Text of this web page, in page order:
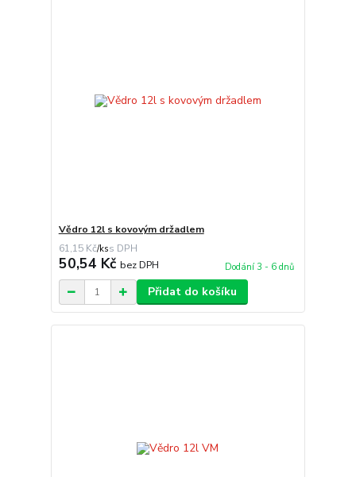
Vědro 12l s kovovým držadlem
61,15 Kč/ks
50,54 Kč bez DPH Dodání 3 - 6 dnů
Přidat do košíku